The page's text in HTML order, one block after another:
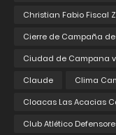
Christian Fabio Fiscal
Cierre de Campaña de
Ciudad de Campana
Claude
Clima
Cloacas Las Acacias
Club Atlético